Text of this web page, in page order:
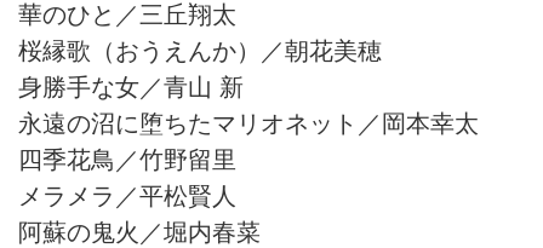
華のひと／三丘翔太
桜縁歌（おうえんか）／朝花美穂
身勝手な女／青山 新
永遠の沼に堕ちたマリオネット／岡本幸太
四季花鳥／竹野留里
メラメラ／平松賢人
阿蘇の鬼火／堀内春菜